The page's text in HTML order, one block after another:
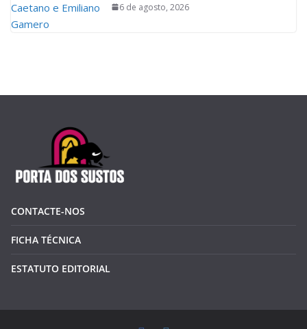
6 de agosto, 2026
CONTACTE-NOS
FICHA TÉCNICA
ESTATUTO EDITORIAL